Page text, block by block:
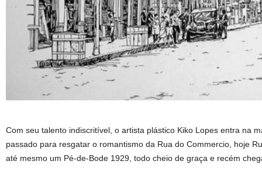
Com seu talento indiscritível, o artista plástico Kiko Lopes entra na
passado para resgatar o romantismo da Rua do Commercio, hoje
até mesmo um Pé-de-Bode 1929, todo cheio de graça e recém